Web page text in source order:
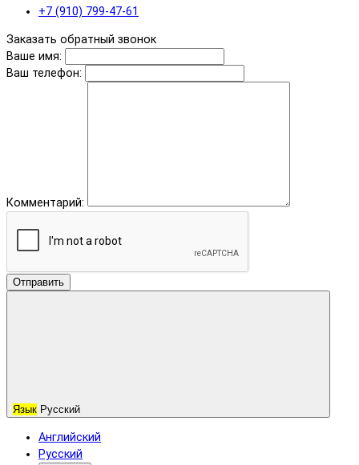
+7 (910) 799-47-61
Заказать обратный звонок
Ваше имя:
Ваш телефон:
Комментарий:
Отправить
Язык Русский
Английский
Русский